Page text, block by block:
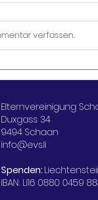
- für
verfassen...
Elternvereinigung
Duxgass 34
9494 Schaan
info@evs.li
Spenden:
IBAN: LI16 0880 0459